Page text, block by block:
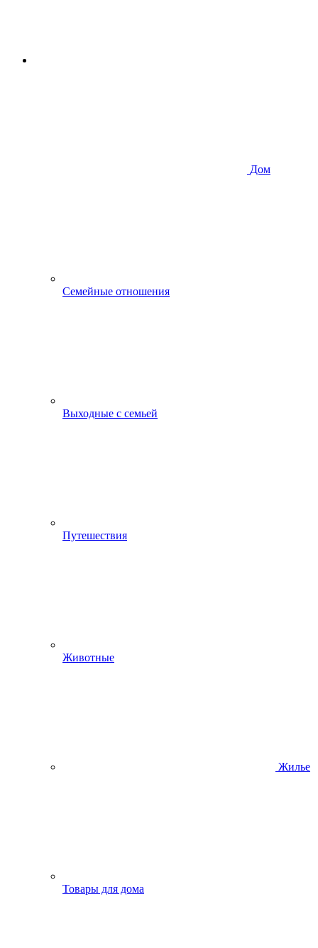
Дом
Семейные отношения
Выходные с семьей
Путешествия
Животные
Жилье
Товары для дома